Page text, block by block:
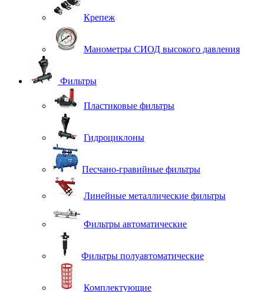
Крепеж
Манометры СИОД высокого давления
Фильтры
Пластиковые фильтры
Гидроциклоны
Песчано-гравийные фильтры
Линейные металлические фильтры
Фильтры автоматические
Фильтры полуавтоматические
Комплектующие